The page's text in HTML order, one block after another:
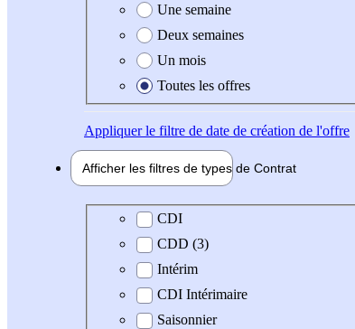
Une semaine
Deux semaines
Un mois
Toutes les offres
Appliquerle filtre de date de création de l'offre
Afficher les filtres de types de Contrat
Type de contrat
CDI
CDD (3)
Intérim
CDI Intérimaire
Saisonnier